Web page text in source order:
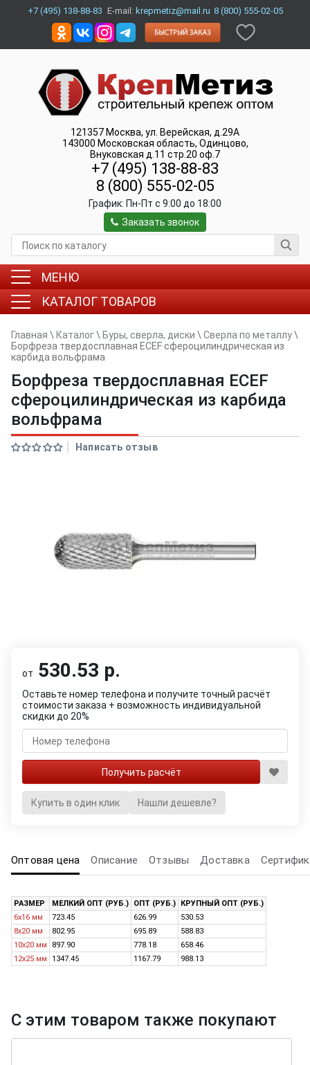
+7 (495) 138-88-83 E-mail: krepmetiz@mail.ru 8 (800) 555-02-05
121357 Москва, ул. Верейская, д.29А
143000 Московская область, Одинцово,
Внуковская д.11 стр.20 оф.7
+7 (495) 138-88-83
8 (800) 555-02-05
График: Пн-Пт c 9:00 до 18:00
Заказать звонок
МЕНЮ
КАТАЛОГ ТОВАРОВ
Главная \ Каталог\ Буры, сверла, диски \ Сверла по металлу\
Борфреза твердосплавная ECEF сфероцилиндрическая из
карбида вольфрама
Борфреза твердосплавная ECEF
сфероцилиндрическая из карбида
вольфрама
Написать отзыв
от 530.53 р.
Оставьте номер телефона и получите точный расчёт
стоимости заказа + возможность индивидуальной
скидки до 20%
Купить в один клик Нашли дешевле?
Оптовая цена Описание Отзывы Доставка
РАЗМЕР МЕЛКИЙ ОПТ (РУБ.) ОПТ (РУБ.)
КРУПНЫЙ ОПТ (РУБ.)
6x16 мм
723.45 626.99
530.53
8x20 мм
802.95 695.89
588.83
10x20 мм
897.90 778.18
658.46
12x25 мм
1347.45 1167.79 988.13
С этим товаром также покупают